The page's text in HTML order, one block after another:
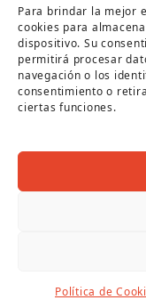
Para brindar la mejor
cookies para
dispositivo. Su
permitirá procesar
navegación o los
consentimiento o
ciertas funciones.
Política de
Página
Copyright
Aviso Legal|